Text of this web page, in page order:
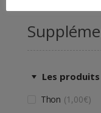
Les
Thon 1,00€